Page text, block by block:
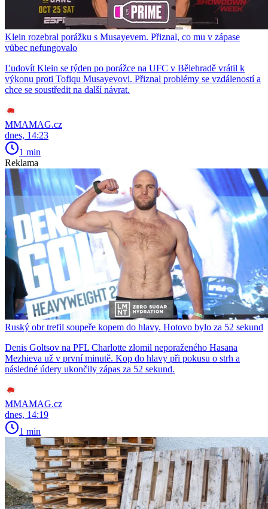
Klein rozebral porážku s Musayevem. Přiznal, co mu v zápase
vůbec nefungovalo
Ľudovít Klein se týden po porážce na UFC v Bělehradě vrátil k
výkonu proti Tofiqu Musayevovi. Přiznal problémy se vzdáleností a
chce se soustředit na další návrat.
MMAMAG.cz
dnes, 14:23
1 min
Reklama
Ruský obr trefil soupeře kopem do hlavy. Hotovo bylo za 52 sekund
Denis Goltsov na PFL Charlotte zlomil neporaženého Hasana
Mezhieva už v první minutě. Kop do hlavy při pokusu o strh a
následné údery ukončily zápas za 52 sekund.
MMAMAG.cz
dnes, 14:19
1 min